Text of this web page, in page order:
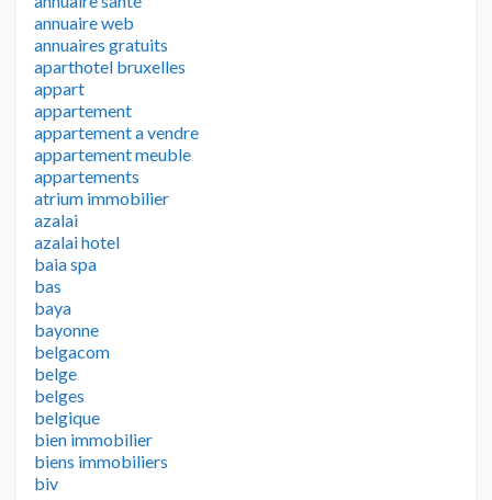
annuaire web
annuaires gratuits
aparthotel bruxelles
appart
appartement
appartement a vendre
appartement meuble
appartements
atrium immobilier
azalai
azalai hotel
baia spa
bas
baya
bayonne
belgacom
belge
belges
belgique
bien immobilier
biens immobiliers
biv